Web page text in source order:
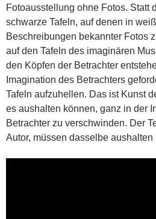
Fotoausstellung ohne Fotos. Statt
schwarze Tafeln, auf denen in
Beschreibungen bekannter Fotos
auf den Tafeln des imaginären
den Köpfen der Betrachter
Imagination des Betrachters
Tafeln aufzuhellen. Das ist Kunst
es aushalten können, ganz in der
Betrachter zu verschwinden. Der
Autor, müssen dasselbe aushalten